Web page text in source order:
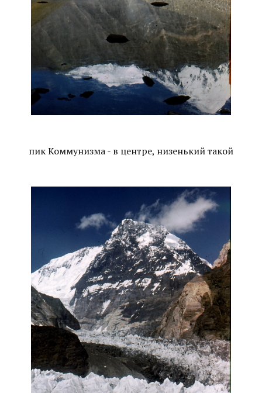
пик Коммунизма - в центре, низенький такой